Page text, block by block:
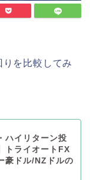
を比較してみ
ハイリターン投
トライオートFX
豪ドル/NZドルの